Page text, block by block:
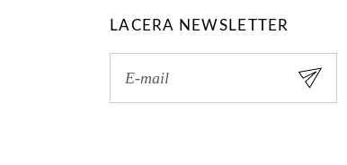
LACERA NEWSLETTER